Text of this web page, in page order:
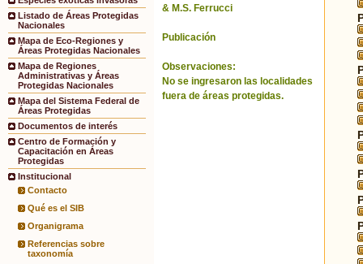
Listado de Áreas Protegidas
Nacionales
Mapa de Eco-Regiones y
Áreas Protegidas Nacionales
Mapa de Regiones
Administrativas y Áreas
Protegidas Nacionales
Mapa del Sistema Federal de
Áreas Protegidas
Documentos de interés
Centro de Formación y
Capacitación en Áreas
Protegidas
Institucional
Contacto
Qué es el SIB
Organigrama
Referencias sobre
taxonomía
& M.S. Ferrucci
Publicación
Observaciones:
No se ingresaron las localidades
fuera de áreas protegidas.